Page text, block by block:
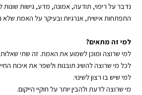
נדבר על ריפוי, תודעה, אמונה, מדע, גישות שונות
התפתחות אישית, אנרגיות ובעיקר על האמת
למי זה מתאים?
למי שרוצה ומוכן לשמוע את האמת. זה שתי
לכל מי שרוצה להשיג תובנות ולשפר את איכות
למי שיש בו רצון לשינוי.
מי שרוצה לדעת ולהבין יותר על חוקיי הייקום.